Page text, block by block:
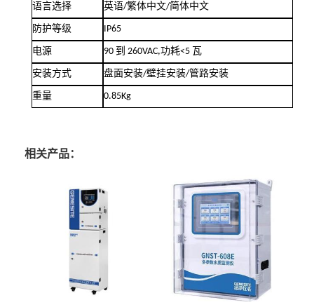
语言选择 英语/繁体中文/简体中文
防护等级 IP65
电源 90 到260VAC,功耗<5 瓦
安装方式 盘面安装/壁挂安装/管路安装
重量 0.85Kg
相关产品：